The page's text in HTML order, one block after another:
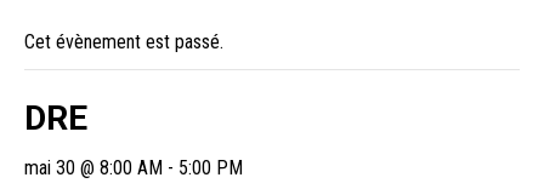
Cet évènement est passé.
DRE
mai 30 @ 8:00 AM - 5:00 PM